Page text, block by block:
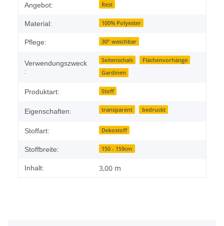
Angebot: Rest
Material: 100% Polyester
Pflege: 30° waschbar
Verwendungszweck
:
Seitenschals
Flächenvorhänge
Gardinen
Produktart: Stoff
Eigenschaften: transparent bedruckt
Stoffart: Dekostoff
Stoffbreite: 150 - 159cm
Inhalt: 3,00 m